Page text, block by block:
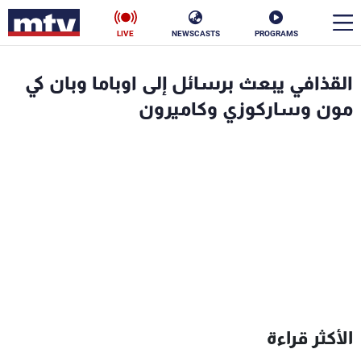
PROGRAMS
NEWSCASTS
LIVE
القذافي يبعث برسائل إلى اوباما وبان كي
مون وساركوزي وكاميرون
الأكثر قراءة
البرامج